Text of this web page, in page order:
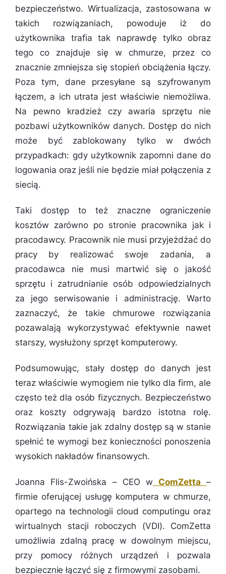
bezpieczeństwo. Wirtualizacja, zastosowana w
takich rozwiązaniach, powoduje iż do
użytkownika trafia tak naprawdę tylko obraz
tego co znajduje się w chmurze, przez co
znacznie zmniejsza się stopień obciążenia łączy.
Poza tym, dane przesyłane są szyfrowanym
łączem, a ich utrata jest właściwie niemożliwa.
Na pewno kradzież czy awaria sprzętu nie
pozbawi użytkowników danych. Dostęp do nich
może być zablokowany tylko w dwóch
przypadkach: gdy użytkownik zapomni dane do
logowania oraz jeśli nie będzie miał połączenia z
siecią.
Taki dostęp to też znaczne ograniczenie
kosztów zarówno po stronie pracownika jak i
pracodawcy. Pracownik nie musi przyjeżdżać do
pracy by realizować swoje zadania, a
pracodawca nie musi martwić się o jakość
sprzętu i zatrudnianie osób odpowiedzialnych
za jego serwisowanie i administrację. Warto
zaznaczyć, że takie chmurowe rozwiązania
pozawalają wykorzystywać efektywnie nawet
starszy, wysłużony sprzęt komputerowy.
Podsumowując, stały dostęp do danych jest
teraz właściwie wymogiem nie tylko dla firm, ale
często też dla osób fizycznych. Bezpieczeństwo
oraz koszty odgrywają bardzo istotna rolę.
Rozwiązania takie jak zdalny dostęp są w stanie
spełnić te wymogi bez konieczności ponoszenia
wysokich nakładów finansowych.
Joanna Flis-Zwoińska – CEO w ComZetta
–
firmie oferującej usługę komputera w chmurze,
opartego na technologii cloud computingu oraz
wirtualnych stacji roboczych (VDI). ComZetta
umożliwia zdalną pracę w dowolnym miejscu,
przy pomocy różnych urządzeń i pozwala
bezpiecznie łączyć się z firmowymi zasobami.